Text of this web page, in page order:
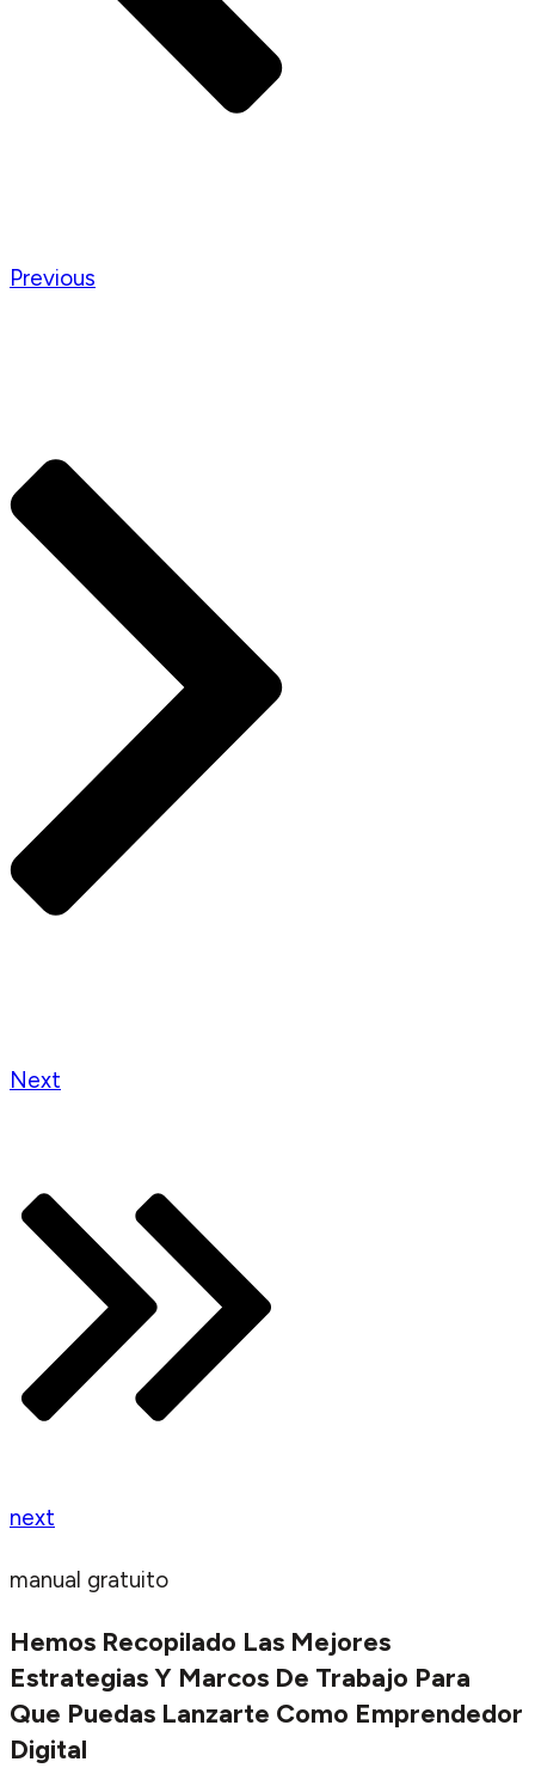
Previous
Next
next
manual gratuito
Hemos Recopilado Las Mejores
Estrategias Y Marcos De Trabajo Para
Que Puedas Lanzarte Como Emprendedor
Digital